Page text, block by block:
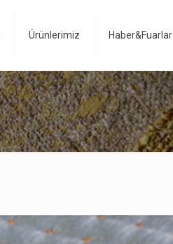
Ürünlerimiz Haber&Fuarlar